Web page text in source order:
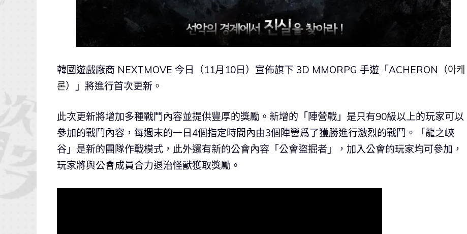
韓國遊戲廠商 NEXTMOVE 今日（11月10日）宣佈旗下 3D MMORPG 手遊「ACHERON（아케
론）」將進行首次更新。
此次更新將增加多種戰鬥內容並提供豐厚的獎勵。新增的「陣營戰」是只有90級以上的玩家可以
參加的戰鬥內容，每週末的一日4個指定時間內由3個陣營爲了獲勝進行激烈的戰鬥。「龍之峽
谷」是新的團隊作戰模式，此外還有新的公會內容「公會盜掘者」，加入公會的玩家均可參加，
玩家將與公會成員合力退治怪獸獲取獎勵。